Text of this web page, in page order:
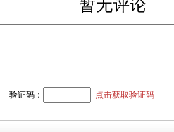
暂无评论
验证码： 点击获取验证码